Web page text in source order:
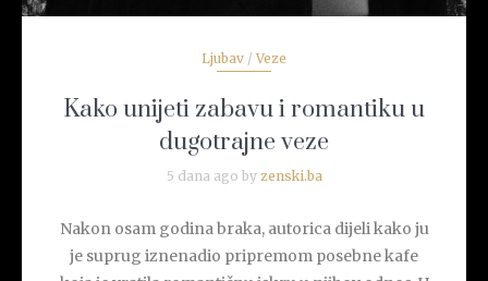
Ljubav / Veze
Kako unijeti zabavu i romantiku u
dugotrajne veze
5 dana ago by zenski.ba
Nakon osam godina braka, autorica dijeli kako ju
je suprug iznenadio pripremom posebne kafe